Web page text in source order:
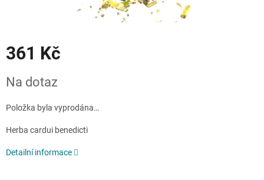
361 Kč
cena:
Na dotaz
Položka byla vyprodána…
Herba cardui benedicti
Detailní informace